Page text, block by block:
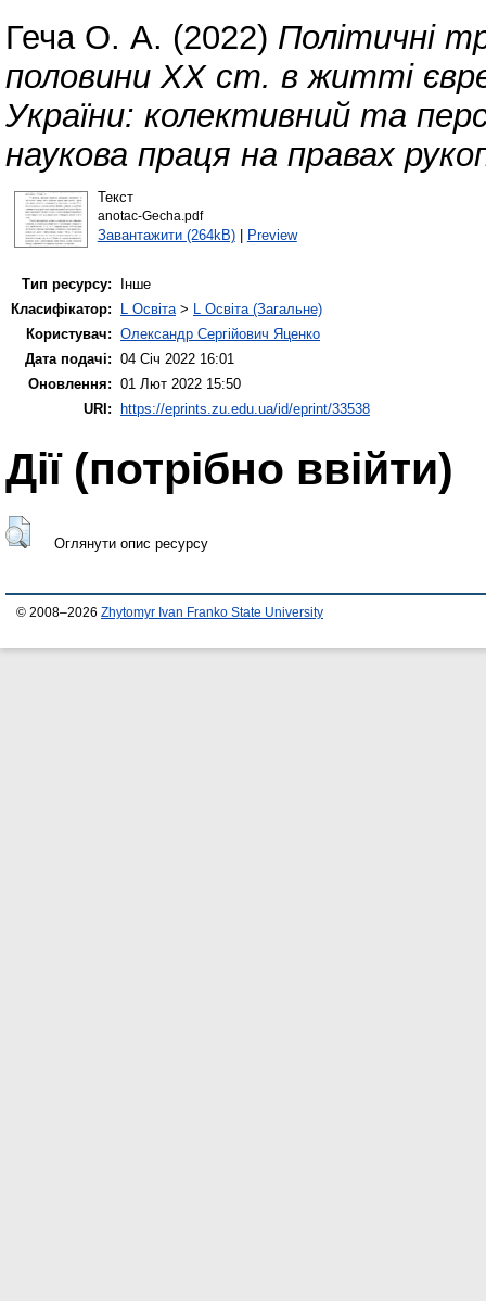
Геча О. А. (2022) Політичні
половини ХХ ст. в житті
України: колективний та
наукова праця на правах
Текст
anotac-Gecha.pdf
Завантажити (264kB)| Preview
Тип ресурсу:
Інше
Класифікатор:
L Освіта> L Освіта (Загальне)
Користувач: Олександр Сергійович Яценко
Дата подачі: 04 Січ 2022 16:01
Оновлення: 01 Лют 2022 15:50
URI:
https://eprints.zu.edu.ua/id/eprint/33538
Дії ​​(потрібно ввійти)
Оглянути опис ресурсу
© 2008–2026 Zhytomyr Ivan Franko State University